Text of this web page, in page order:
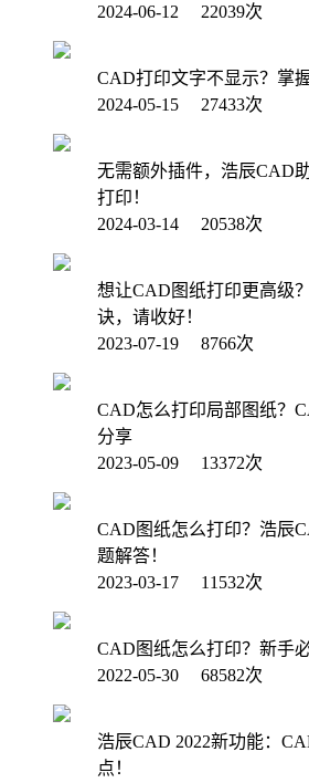
2024-06-12 22039次
CAD打印文字不显示？掌
2024-05-15 27433次
无需额外插件，浩辰CAD
打印！
2024-03-14 20538次
想让CAD图纸打印更高级
诀，请收好！
2023-07-19 8766次
CAD怎么打印局部图纸？
分享
2023-05-09 13372次
CAD图纸怎么打印？浩辰
题解答！
2023-03-17 11532次
CAD图纸怎么打印？新手
2022-05-30 68582次
浩辰CAD 2022新功能：
点！